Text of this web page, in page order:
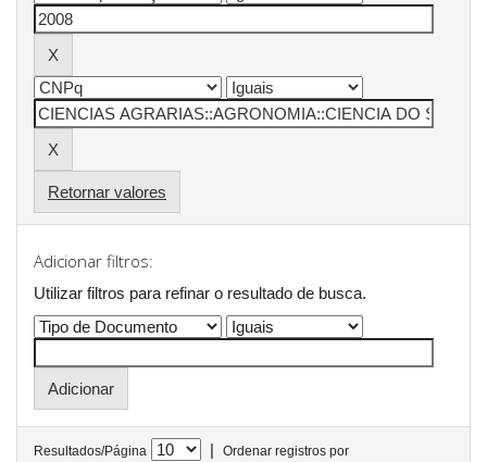
Retornar valores
Adicionar filtros:
Utilizar filtros para refinar o resultado de busca.
Resultados/Página |
Ordenar registros por